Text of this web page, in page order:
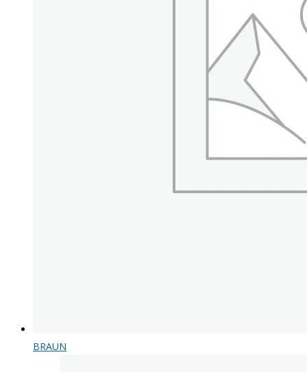
BRAUN